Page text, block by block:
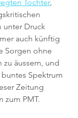
Tochter,
unter Druck
auch künftig
Sorgen ohne
zu äussern, und
Spektrum
Zeitung
zum PMT.